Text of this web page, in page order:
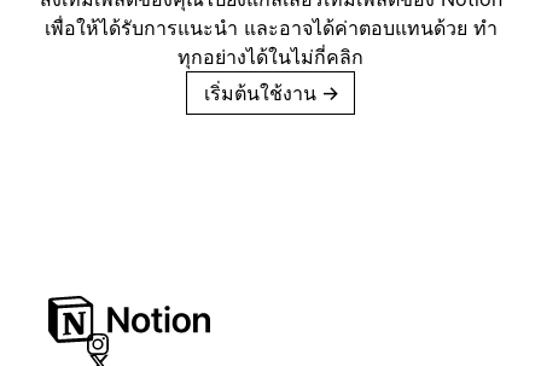
เพื่อให้ได้รับการแนะนำ และอาจได้ค่าตอบแทนด้วย ทำ
ทุกอย่างได้ในไม่กี่คลิก
เริ่มต้นใช้งาน →